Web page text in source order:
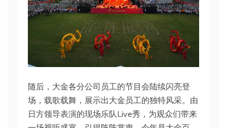
随后，大金各分公司员工的节目会陆续闪亮登
场，载歌载舞，展示出大金员工的独特风采。由
日方领导表演的现场乐队Live秀，为观众们带来